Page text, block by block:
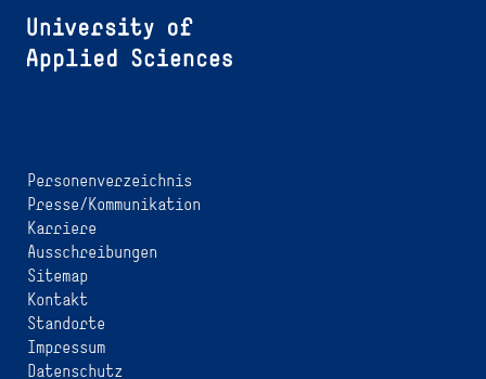
Personenverzeichnis
Presse/Kommunikation
Karriere
Ausschreibungen
Sitemap
Kontakt
Standorte
Impressum
Datenschutz